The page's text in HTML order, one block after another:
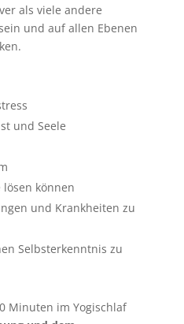
als viele andere
und auf allen Ebenen
und Seele
können
und Krankheiten zu
Selbsterkenntnis zu
Minuten im Yogischlaf